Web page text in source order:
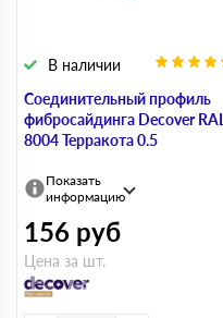
Соединительный профиль
фибросайдинга Decover RAL
8004 Терракота 0.5
В наличии
Показать
информацию
156 руб
Цена за шт.